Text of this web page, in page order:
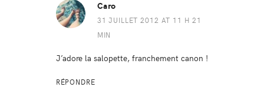
Caro
31 JUILLET 2012 AT 11 H 21
MIN
J’adore la salopette, franchement canon !
RÉPONDRE